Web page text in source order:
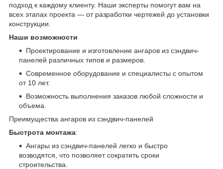
подход к каждому клиенту. Наши эксперты помогут вам на
всех этапах проекта — от разработки чертежей до установки
конструкции.
Наши возможности
Проектирование и изготовление ангаров из сэндвич-
панелей различных типов и размеров.
Современное оборудование и специалисты с опытом
от 10 лет.
Возможность выполнения заказов любой сложности и
объема.
Преимущества ангаров из сэндвич-панелей
Быстрота монтажа:
Ангары из сэндвич-панелей легко и быстро
возводятся, что позволяет сократить сроки
строительства.